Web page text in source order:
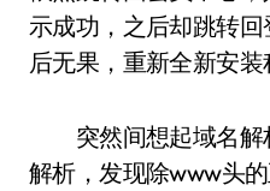
示成功，之后却跳转
后无果，重新全新安装
突然间想起域名解
解析，发现除www头